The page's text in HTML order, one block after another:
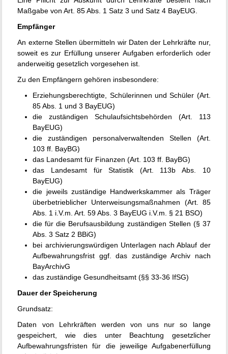
Maßgabe von Art. 85 Abs. 1 Satz 3 und Satz 4 BayEUG.
Empfänger
An externe Stellen übermitteln wir Daten der Lehrkräfte nur,
soweit es zur Erfüllung unserer Aufgaben erforderlich oder
anderweitig gesetzlich vorgesehen ist.
Zu den Empfängern gehören insbesondere:
Erziehungsberechtigte, Schülerinnen und Schüler (Art.
85 Abs. 1 und 3 BayEUG)
die zuständigen Schulaufsichtsbehörden (Art. 113
BayEUG)
die zuständigen personalverwaltenden Stellen (Art.
103 ff. BayBG)
das Landesamt für Finanzen (Art. 103 ff. BayBG)
das Landesamt für Statistik (Art. 113b Abs. 10
BayEUG)
die jeweils zuständige Handwerkskammer als Träger
überbetrieblicher Unterweisungsmaßnahmen (Art. 85
Abs. 1 i.V.m. Art. 59 Abs. 3 BayEUG i.V.m. § 21 BSO)
die für die Berufsausbildung zuständigen Stellen (§ 37
Abs. 3 Satz 2 BBiG)
bei archivierungswürdigen Unterlagen nach Ablauf der
Aufbewahrungsfrist ggf. das zuständige Archiv nach
BayArchivG
das zuständige Gesundheitsamt (§§ 33-36 IfSG)
Dauer der Speicherung
Grundsatz:
Daten von Lehrkräften werden von uns nur so lange
gespeichert, wie dies unter Beachtung gesetzlicher
Aufbewahrungsfristen für die jeweilige Aufgabenerfüllung